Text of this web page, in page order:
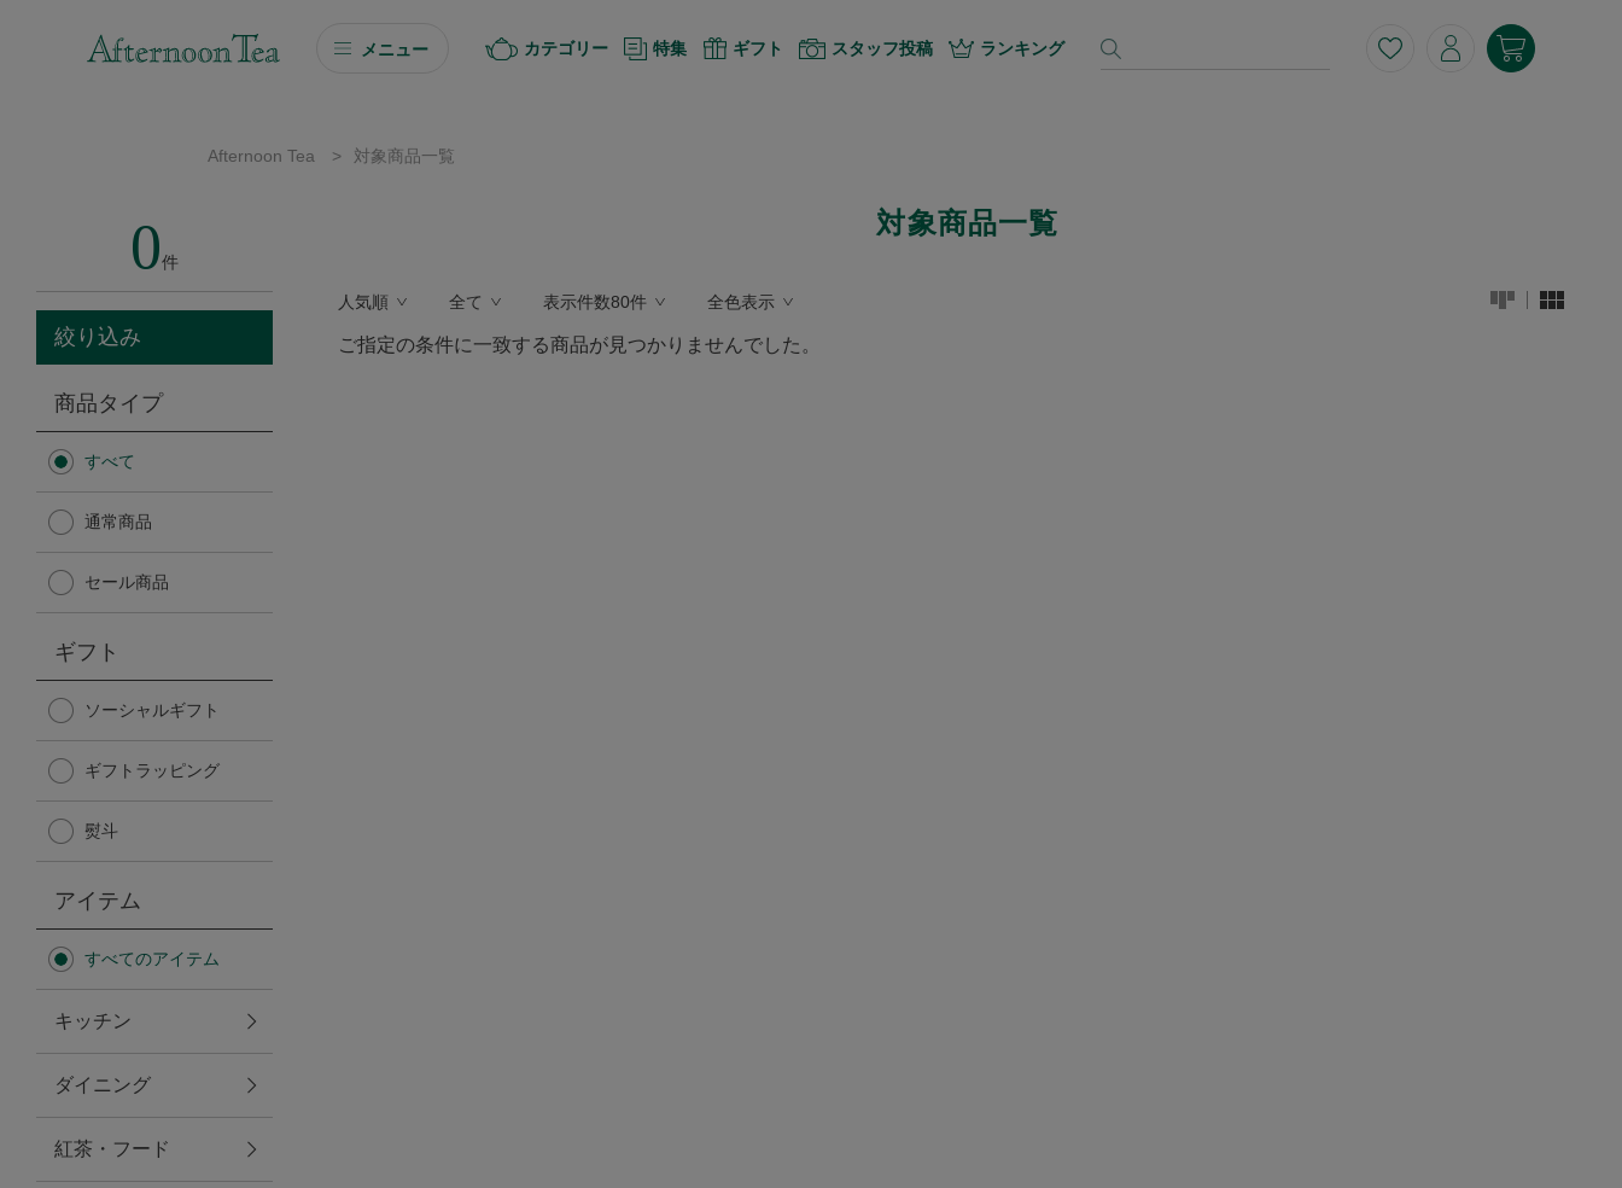
メニュー
ソーシャルギフト
カタログギフト
Afternoon Tea TEAROOM
Afternoon Tea TEAROOM
日傘
保冷バッグ
無重力シリーズ
トラベルグッズ
カテゴリー 特集 ギフト スタッフ投稿 ランキング
Afternoon Tea > 対象商品一覧
0件
絞り込み
商品タイプ
すべて
通常商品
セール商品
ギフト
ソーシャルギフト
ギフトラッピング
熨斗
アイテム
すべてのアイテム
キッチン
ダイニング
紅茶・フード
対象商品一覧
人気順 全て 表示件数80件 全色表示
ご指定の条件に一致する商品が見つかりませんでした。